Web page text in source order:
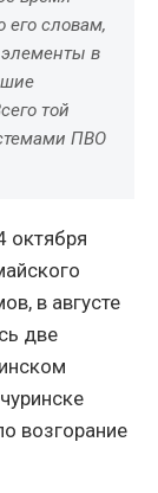
словам,
в
той
ПВО
октября
в августе
две
возгорание